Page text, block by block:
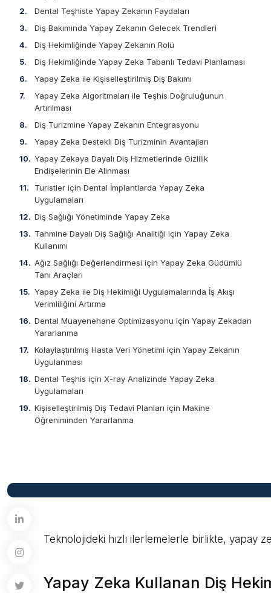
Dental Teşhiste Yapay Zekanın Faydaları
Diş Bakımında Yapay Zekanın Gelecek Trendleri
Diş Hekimliğinde Yapay Zekanın Rolü
Diş Hekimliğinde Yapay Zeka Tabanlı Tedavi Planlaması
Yapay Zeka ile Kişiselleştirilmiş Diş Bakımı
Yapay Zeka Algoritmaları ile Teşhis Doğruluğunun
Artırılması
Diş Turizmine Yapay Zekanın Entegrasyonu
Yapay Zeka Destekli Diş Turizminin Avantajları
Yapay Zekaya Dayalı Diş Hizmetlerinde Gizlilik
Endişelerinin Ele Alınması
Turistler için Dental İmplantlarda Yapay Zeka
Uygulamaları
Diş Sağlığı Yönetiminde Yapay Zeka
Tahmine Dayalı Diş Sağlığı Analitiği için Yapay Zeka
Kullanımı
Ağız Sağlığı Değerlendirmesi için Yapay Zeka Güdümlü
Tanı Araçları
Yapay Zeka ile Diş Hekimliği Uygulamalarında İş Akışı
Verimliliğini Artırma
Dental Muayenehane Optimizasyonu için Yapay Zekadan
Yararlanma
Kolaylaştırılmış Hasta Veri Yönetimi için Yapay Zekanın
Uygulanması
Dental Teşhis için X-ray Analizinde Yapay Zeka
Uygulamaları
Kişiselleştirilmiş Diş Tedavi Planları için Makine
Öğreniminden Yararlanma
Teknolojideki hızlı ilerlemelerle birlikte, yapay
Yapay Zeka Kullanan Diş